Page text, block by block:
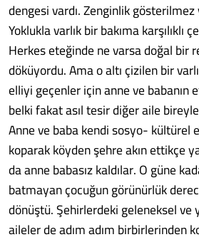
dengesi vardı. Zenginlik
Yoklukla varlık bir bakıma karşılıklı
Herkes eteğinde ne varsa doğal bir
döküyordu. Ama o altı çizilen bir
elliyi geçenler için anne ve babanın
belki fakat asıl tesir diğer aile
Anne ve baba kendi sosyo- kültürel
koparak köyden şehre akın ettikçe
da anne babasız kaldılar. O güne
batmayan çocuğun görünürlük
dönüştü. Şehirlerdeki geleneksel
aileler de adım adım birbirlerinden